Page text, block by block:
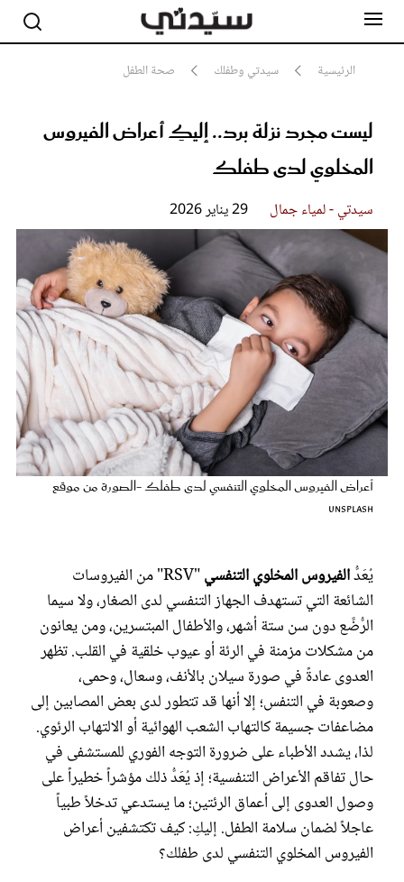
الرئيسية سيدتي وطفلك صحة الطفل
ليست مجرد نزلة برد.. إليكِ أعراض الفيروس
المخلوي لدى طفلك
سيدتي - لمياء جمال 29 يناير 2026
أعراض الفيروس المخلوي التنفسي لدى طفلك -الصورة من موقع
unsplash
يُعَدُّالفيروس المخلوي التنفسي
"RSV" من الفيروسات
الشائعة التي تستهدف الجهاز التنفسي لدى الصغار، ولا سيما
الرُّضَّع دون سن ستة أشهر، والأطفال المبتسرين، ومن يعانون
من مشكلات مزمنة في الرئة أو عيوب خلقية في القلب. تظهر
العدوى عادةً في صورة سيلان بالأنف، وسعال، وحمى،
وصعوبة في التنفس؛ إلا أنها قد تتطور لدى بعض المصابين إلى
مضاعفات جسيمة كالتهاب الشعب الهوائية أو الالتهاب الرئوي.
لذا، يشدد الأطباء على ضرورة التوجه الفوري للمستشفى في
حال تفاقم الأعراض التنفسية؛ إذ يُعَدُّ ذلك مؤشراً خطيراً على
وصول العدوى إلى أعماق الرئتين؛ ما يستدعي تدخلاً طبياً
عاجلاً لضمان سلامة الطفل. إليكِ: كيف تكتشفين أعراض
الفيروس المخلوي التنفسي لدى طفلك؟
مشاهير
أناقة
جمال
صحة ورشاقة
سيدتي وطفلك
لايف ستايل
بلس+
فيديو
مطبخ سيدتي
مقالات الرأي
ستايل
تقارير
عروس سيدتي
مجلة سيدتي
غلاف رفمي